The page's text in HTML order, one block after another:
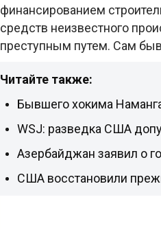
финансированием
средств неизвестного
преступным путем. Сам
Читайте также:
Бывшего хокима
WSJ: разведка США
Азербайджан заявил о
США восстановили